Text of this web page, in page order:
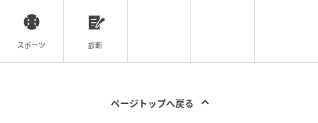
スポーツ 診断
ページトップへ戻る